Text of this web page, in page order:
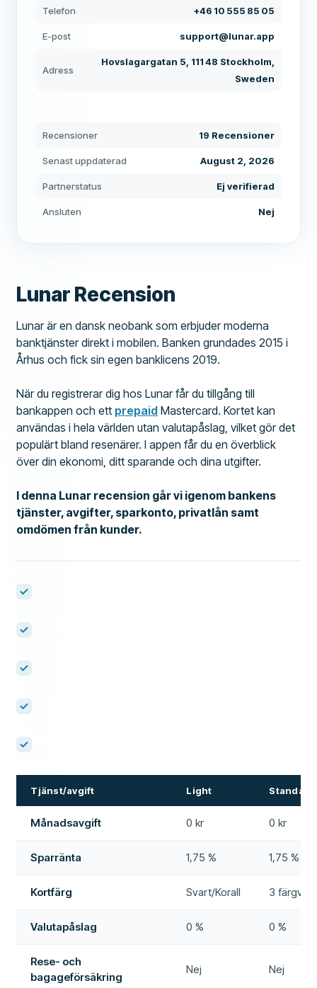
Telefon +46 10 555 85 05
E-post support@lunar.app
Adress
Hovslagargatan 5, 111 48 Stockholm,
Sweden
Recensioner 19 Recensioner
Senast uppdaterad August 2, 2026
Partnerstatus Ej verifierad
Ansluten Nej
Lunar Recension
Lunar är en dansk neobank som erbjuder moderna
banktjänster direkt i mobilen. Banken grundades 2015 i
Århus och fick sin egen banklicens 2019.
När du registrerar dig hos Lunar får du tillgång till
bankappen och ett prepaid Mastercard. Kortet kan
användas i hela världen utan valutapåslag, vilket gör det
populärt bland resenärer. I appen får du en överblick
över din ekonomi, ditt sparande och dina utgifter.
I denna Lunar recension går vi igenom bankens
tjänster, avgifter, sparkonto, privatlån samt
omdömen från kunder.
Tjänst/avgift Light Standard
Månadsavgift 0 kr 0 kr
Sparränta 1,75 % 1,75 %
Kortfärg Svart/Korall 3 färgval
Valutapåslag 0 % 0 %
Rese- och
bagageförsäkring
Nej Nej